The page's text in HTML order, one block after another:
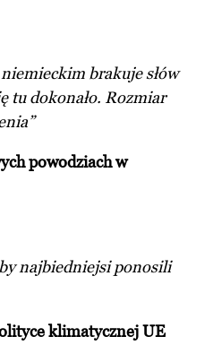
brakuje słów
tu dokonało. Rozmiar
powodziach w
najbiedniejsi ponosili
klimatycznej UE